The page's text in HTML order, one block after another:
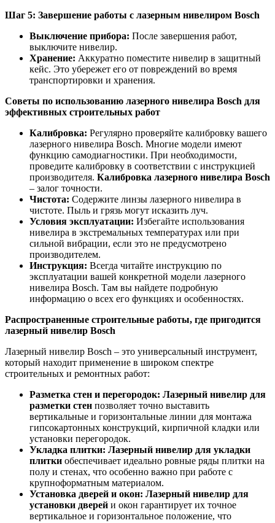
Шаг 5: Завершение работы с лазерным нивелиром Bosch
Выключение прибора: После завершения работ,
выключите нивелир.
Хранение: Аккуратно поместите нивелир в защитный
кейс. Это убережет его от повреждений во время
транспортировки и хранения.
Советы по использованию лазерного нивелира Bosch для
эффективных строительных работ
Калибровка: Регулярно проверяйте калибровку вашего
лазерного нивелира Bosch. Многие модели имеют
функцию самодиагностики. При необходимости,
проведите калибровку в соответствии с инструкцией
производителя. Калибровка лазерного нивелира Bosch
– залог точности.
Чистота: Содержите линзы лазерного нивелира в
чистоте. Пыль и грязь могут исказить луч.
Условия эксплуатации: Избегайте использования
нивелира в экстремальных температурах или при
сильной вибрации, если это не предусмотрено
производителем.
Инструкция: Всегда читайте инструкцию по
эксплуатации вашей конкретной модели лазерного
нивелира Bosch. Там вы найдете подробную
информацию о всех его функциях и особенностях.
Распространенные строительные работы, где пригодится
лазерный нивелир Bosch
Лазерный нивелир Bosch – это универсальный инструмент,
который находит применение в широком спектре
строительных и ремонтных работ:
Разметка стен и перегородок: Лазерный нивелир для
разметки стен позволяет точно выставить
вертикальные и горизонтальные линии для монтажа
гипсокартонных конструкций, кирпичной кладки или
установки перегородок.
Укладка плитки: Лазерный нивелир для укладки
плитки обеспечивает идеально ровные ряды плитки на
полу и стенах, что особенно важно при работе с
крупноформатным материалом.
Установка дверей и окон: Лазерный нивелир для
установки дверей и окон гарантирует их точное
вертикальное и горизонтальное положение, что